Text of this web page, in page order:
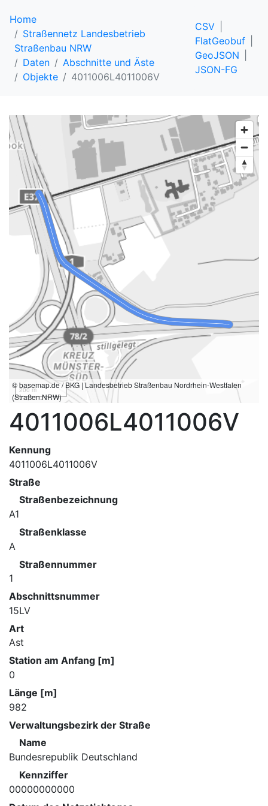
Home
Straßennetz Landesbetrieb
Straßenbau NRW
Daten
Abschnitte und Äste
Objekte
4011006L4011006V
CSV
FlatGeobuf
GeoJSON
JSON-FG
200 m
© basemap.de / BKG | Landesbetrieb Straßenbau Nordrhein-Westfalen
(Straßen.NRW)
4011006L4011006V
Kennung
4011006L4011006V
Straße
Straßenbezeichnung
A1
Straßenklasse
A
Straßennummer
1
Abschnittsnummer
15LV
Art
Ast
Station am Anfang [m]
0
Länge [m]
982
Verwaltungsbezirk der Straße
Name
Bundesrepublik Deutschland
Kennziffer
00000000000